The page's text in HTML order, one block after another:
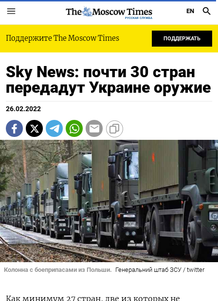
РУССКАЯ СЛУЖБА
EN
Поддержите The Moscow Times ПОДДЕРЖАТЬ
Sky News: почти 30 стран
передадут Украине оружие
26.02.2022
Колонна с боеприпасами из Польши. Генеральний штаб ЗСУ / twitter
Как минимум 27 стран, две из которых не